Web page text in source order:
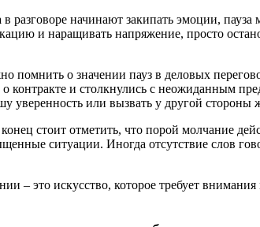
в разговоре начинают закипать эмоции,
и наращивать напряжение, просто
помнить о значении пауз в деловых
контракте и столкнулись с неожиданным
уверенность или вызвать у другой стороны
стоит отметить, что порой молчание
ситуации. Иногда отсутствие слов
– это искусство, которое требует